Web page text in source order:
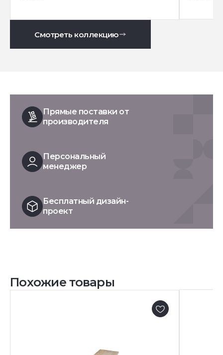
Смотреть коллекцию
Прямые поставки от
производителя
Персональный
менеджер
Бесплатный дизайн-
проект
Похожие товары